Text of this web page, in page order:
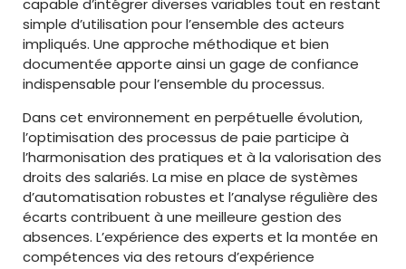
capable d’intégrer diverses variables tout en restant
simple d’utilisation pour l’ensemble des acteurs
impliqués. Une approche méthodique et bien
documentée apporte ainsi un gage de confiance
indispensable pour l’ensemble du processus.
Dans cet environnement en perpétuelle évolution,
l’optimisation des processus de paie participe à
l’harmonisation des pratiques et à la valorisation des
droits des salariés. La mise en place de systèmes
d’automatisation robustes et l’analyse régulière des
écarts contribuent à une meilleure gestion des
absences. L’expérience des experts et la montée en
compétences via des retours d’expérience